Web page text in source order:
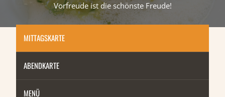
Vorfreude ist die schönste Freude!
MITTAGSKARTE
ABENDKARTE
MENÜ